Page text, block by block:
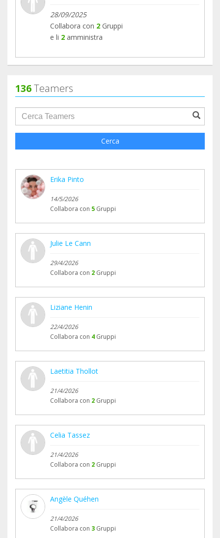
28/09/2025
Collabora con 2 Gruppi
e li 2 amministra
136Teamers
groupProfile.searchForm.search.text???
Cerca
Erika Pinto
14/5/2026
Collabora con 5 Gruppi
Julie Le Cann
29/4/2026
Collabora con 2 Gruppi
Liziane Henin
22/4/2026
Collabora con 4 Gruppi
Laetitia Thollot
21/4/2026
Collabora con 2 Gruppi
Celia Tassez
21/4/2026
Collabora con 2 Gruppi
Angèle Quéhen
21/4/2026
Collabora con 3 Gruppi